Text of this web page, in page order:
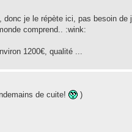
je le répète ici, pas besoin
comprend.. :wink:
1200€, qualité ...
de cuite! )